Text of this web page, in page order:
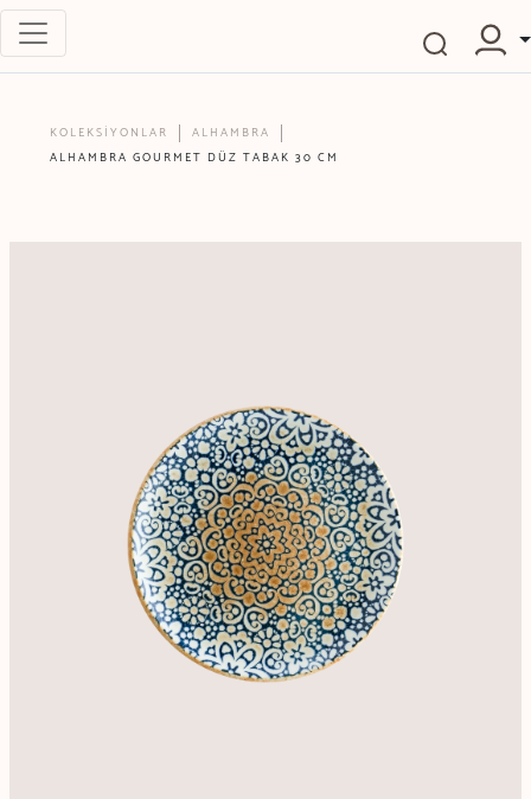
KOLEKSİYONLAR
ALHAMBRA
ALHAMBRA GOURMET DÜZ TABAK 30 CM